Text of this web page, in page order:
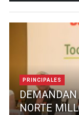
PRINCIPALES
DEMANDAN
NORTE